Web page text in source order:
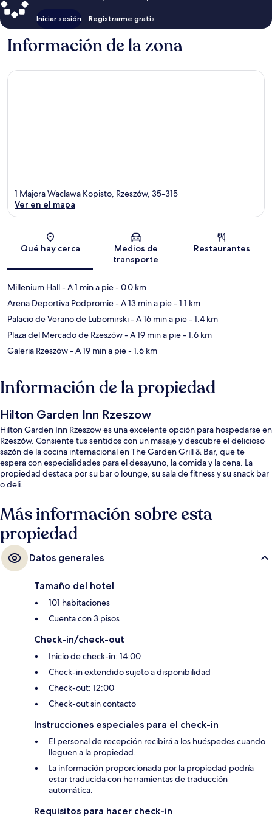
Iniciar sesión Registrarme gratis
Información de la zona
Sección del mapa
1 Majora Waclawa Kopisto, Rzeszów, 35-315
Ver en el mapa
Qué hay cerca
Medios de
transporte
Restaurantes
Millenium Hall- A 1 min a pie- 0.0 km
Arena Deportiva Podpromie- A 13 min a pie- 1.1 km
Palacio de Verano de Lubomirski- A 16 min a pie- 1.4 km
Plaza del Mercado de Rzeszów- A 19 min a pie- 1.6 km
Galeria Rzeszów- A 19 min a pie- 1.6 km
Información de la propiedad
Hilton Garden Inn Rzeszow
Hilton Garden Inn Rzeszow es una excelente opción para hospedarse en
Rzeszów. Consiente tus sentidos con un masaje y descubre el delicioso
sazón de la cocina internacional en The Garden Grill & Bar, que te
espera con especialidades para el desayuno, la comida y la cena. La
propiedad destaca por su bar o lounge, su sala de fitness y su snack bar
o deli.
Más información sobre esta
propiedad
Datos generales
Tamaño del hotel
101 habitaciones
Cuenta con 3 pisos
Check-in/check-out
Inicio de check-in: 14:00
Check-in extendido sujeto a disponibilidad
Check-out: 12:00
Check-out sin contacto
Instrucciones especiales para el check-in
El personal de recepción recibirá a los huéspedes cuando
lleguen a la propiedad.
La información proporcionada por la propiedad podría
estar traducida con herramientas de traducción
automática.
Requisitos para hacer check-in